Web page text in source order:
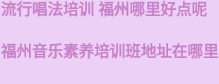
流行唱法培训 福州哪里好点呢
福州音乐素养培训班地址在哪里